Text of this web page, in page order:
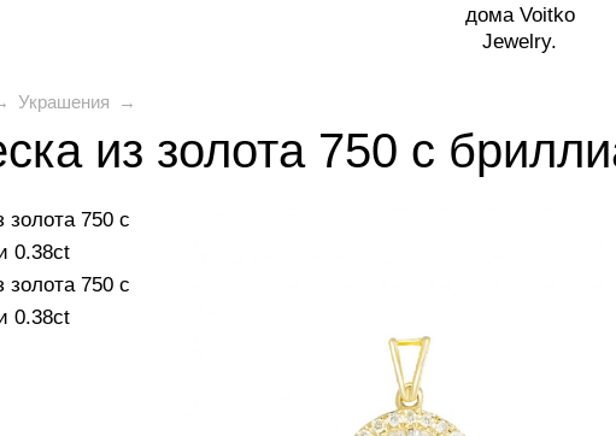
Украшения →
из золота 750 с ₽